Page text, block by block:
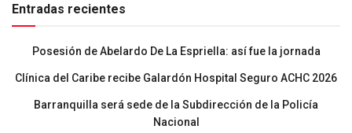
Entradas recientes
Posesión de Abelardo De La Espriella: así fue la jornada
Clínica del Caribe recibe Galardón Hospital Seguro ACHC 2026
Barranquilla será sede de la Subdirección de la Policía
Nacional